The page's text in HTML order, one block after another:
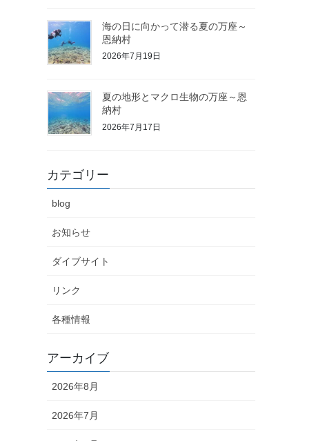
海の日に向かって潜る夏の万座～
恩納村
2026年7月19日
夏の地形とマクロ生物の万座～恩
納村
2026年7月17日
カテゴリー
blog
お知らせ
ダイブサイト
リンク
各種情報
アーカイブ
2026年8月
2026年7月